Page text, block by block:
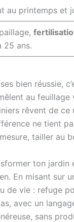
au printemps et
25 ans.
bien réussie,
au
rêvent de
ne tient
tailler au
ton
En misant sur
de vie : refuge
avec un
sans